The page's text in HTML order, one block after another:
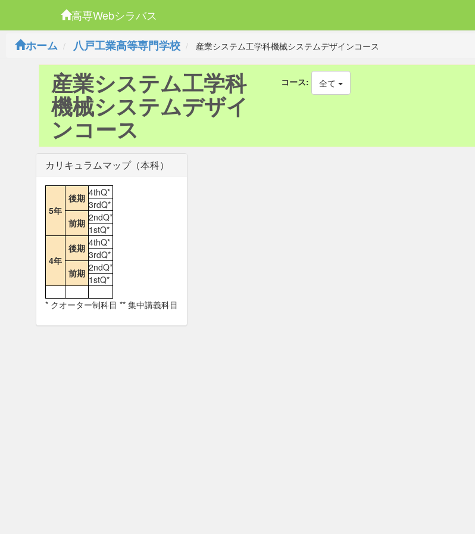
高専Webシラバス
ホーム 八戸工業高等専門学校 産業システム工学科機械システムデザインコース
産業システム工学科
機械システムデザイ
ンコース
コース: 全て
カリキュラムマップ（本科）
5年
後期 4thQ*
3rdQ*
前期 2ndQ*
1stQ*
4年
後期 4thQ*
3rdQ*
前期 2ndQ*
1stQ*
* クオーター制科目 ** 集中講義科目